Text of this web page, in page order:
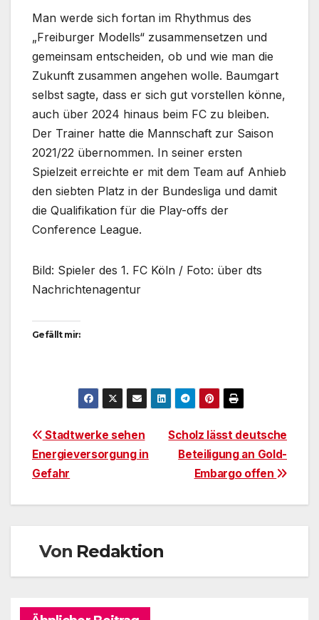
Man werde sich fortan im Rhythmus des
„Freiburger Modells“ zusammensetzen und
gemeinsam entscheiden, ob und wie man die
Zukunft zusammen angehen wolle. Baumgart
selbst sagte, dass er sich gut vorstellen könne,
auch über 2024 hinaus beim FC zu bleiben.
Der Trainer hatte die Mannschaft zur Saison
2021/22 übernommen. In seiner ersten
Spielzeit erreichte er mit dem Team auf Anhieb
den siebten Platz in der Bundesliga und damit
die Qualifikation für die Play-offs der
Conference League.
Bild: Spieler des 1. FC Köln / Foto: über dts
Nachrichtenagentur
Gefällt mir:
Beitragsnavigation
Scholz lässt deutsche
Beteiligung an Gold-
Embargo offen
Stadtwerke sehen
Energieversorgung in
Gefahr
Von Redaktion